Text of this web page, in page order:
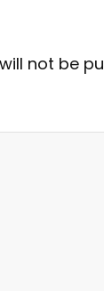
not be